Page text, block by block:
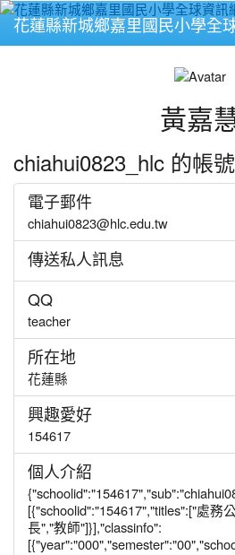
花蓮縣新城鄉嘉里國民小學全
黃嘉
chiahui0823_hlc 的帳
電子郵件
chiahui0823@hlc.edu.tw
傳送私人訊息
QQ
teacher
所在地
花蓮縣
興趣愛好
154617
個人介紹
[{"schoolid":"154617","titles":["處務
長","教師"]}],"classinfo":